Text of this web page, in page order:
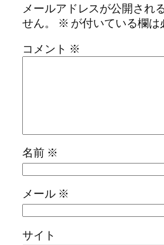
メールアドレスが公開され
せん。
※ が付いている欄は
コメント ※
名前 ※
メール ※
サイト